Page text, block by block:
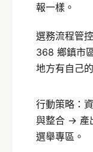
報一樣。
選務流程管
368 鄉鎮市
地方有自己
行動策略：
與整合 -> 產
選舉專區。